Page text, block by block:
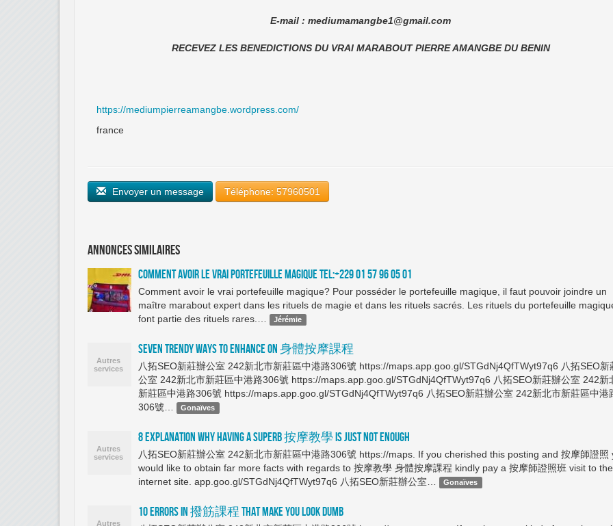
E-mail : mediumamangbe1@gmail.com
RECEVEZ LES BENEDICTIONS DU VRAI MARABOUT PIERRE AMANGBE DU BENIN
https://mediumpierreamangbe.wordpress.com/
france
Envoyer un message Téléphone: 57960501
Annonces similaires
COMMENT AVOIR LE VRAI PORTEFEUILLE MAGIQUE TEL:+229 01 57 96 05 01
Comment avoir le vrai portefeuille magique? Pour posséder le portefeuille magique, il faut pouvoir joindre un
maître marabout expert dans les rituels de magie et dans les rituels sacrés. Les rituels du portefeuille
font partie des rituels rares.…
Jérémie
Seven Trendy Ways To enhance On 身體按摩課程
八拓SEO新莊辦公室 242新北市新莊區中港路306號 https://maps.app.goo.gl/STGdNj4QfTWyt97q6 八拓SEO新
公室 242新北市新莊區中港路306號 https://maps.app.goo.gl/STGdNj4QfTWyt97q6 八拓SEO新莊辦公室 242新
新莊區中港路306號 https://maps.app.goo.gl/STGdNj4QfTWyt97q6 八拓SEO新莊辦公室 242新北市新莊區中港
306號…
Gonaïves
8 Explanation why Having A superb 按摩教學 Is just not Enough
八拓SEO新莊辦公室 242新北市新莊區中港路306號 https://maps. If you cherished this posting and 按摩師證照
would like to obtain far more facts with regards to 按摩教學 身體按摩課程 kindly pay a 按摩師證照班 visit to the
internet site. app.goo.gl/STGdNj4QfTWyt97q6 八拓SEO新莊辦公室…
Gonaïves
10 Errors In 撥筋課程 That Make You Look Dumb